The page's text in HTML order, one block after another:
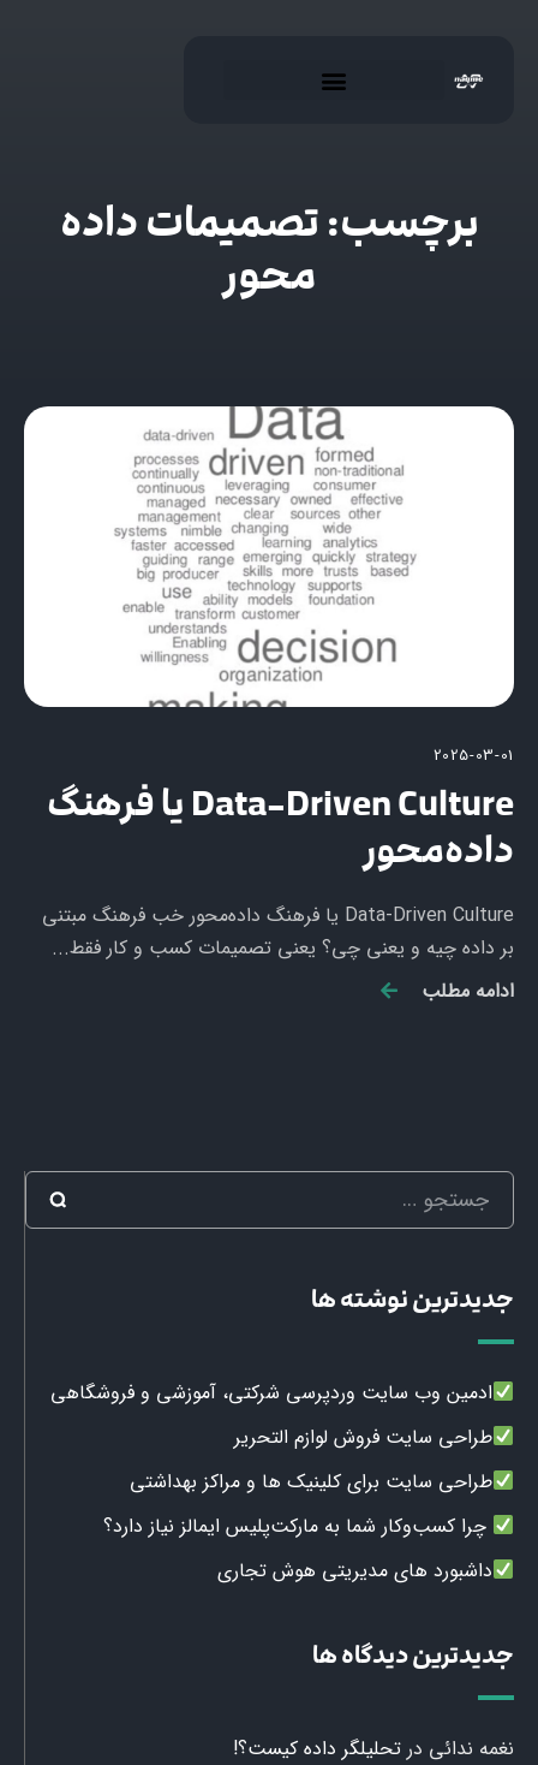
برچسب: تصمیمات داده
محور
2025-03-01
Data-Driven Culture یا فرهنگ
داده‌محور
Data-Driven Culture یا فرهنگ داده‌محور خب فرهنگ مبتنی
بر داده چیه و یعنی چی؟ یعنی تصمیمات کسب و کار فقط...
ادامه مطلب
جدیدترین نوشته ها
ادمین وب سایت وردپرسی شرکتی، آموزشی و فروشگاهی
طراحی سایت فروش لوازم التحریر
طراحی سایت برای کلینیک ها و مراکز بهداشتی
چرا کسب‌وکار شما به مارکت‌پلیس ایمالز نیاز دارد؟
داشبورد های مدیریتی هوش تجاری
جدیدترین دیدگاه ها
نغمه ندائی در تحلیلگر داده کیست؟!